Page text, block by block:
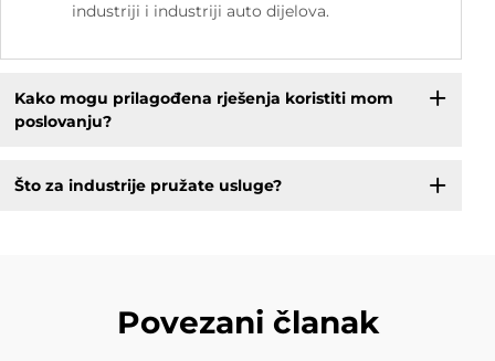
industriji i industriji auto dijelova.
Kako mogu prilagođena rješenja koristiti mom
poslovanju?
Što za industrije pružate usluge?
Povezani članak